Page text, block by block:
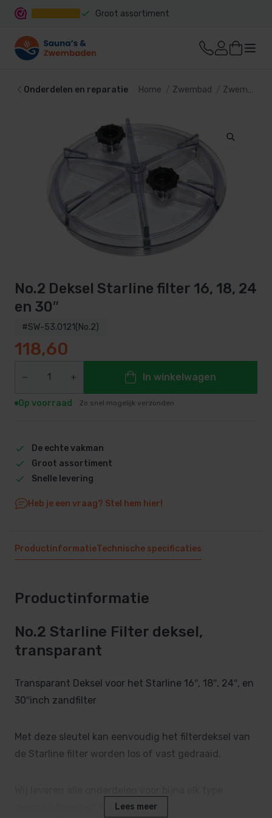
Groot assortiment
Onderdelen en reparatie Home Zwembad Zwembadtechniek
No.2 Deksel Starline filter 16, 18, 24
en 30″
#SW-53.0121(No.2)
118,60
In winkelwagen
Op voorraad Zo snel mogelijk verzonden
De echte vakman
Groot assortiment
Snelle levering
Heb je een vraag? Stel hem hier!
ProductinformatieTechnische specificaties
Productinformatie
No.2 Starline Filter deksel,
transparant
Transparant Deksel voor het Starline 16″, 18″, 24″, en
30″inch zandfilter
Met deze sleutel kan eenvoudig het filterdeksel van
de Starline filter worden los of vast gedraaid.
zwembadpomp of zwembad filter.
Lees meer